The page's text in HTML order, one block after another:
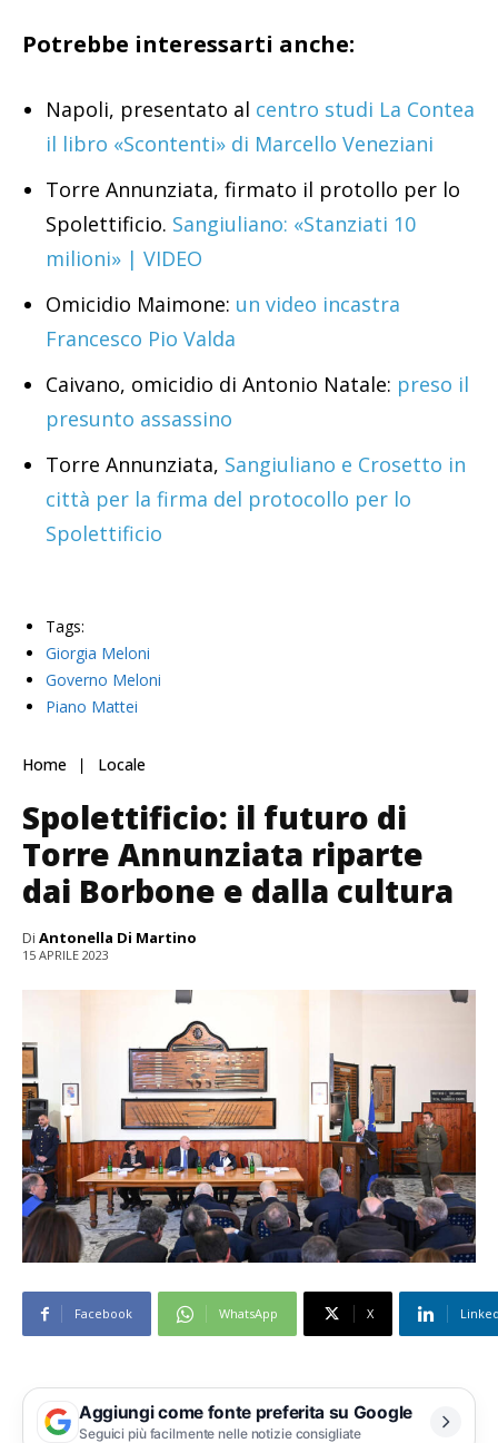
Potrebbe interessarti anche:
Napoli, presentato al centro studi La Contea
il libro «Scontenti» di Marcello Veneziani
Torre Annunziata, firmato il protollo per lo
Spolettificio. Sangiuliano: «Stanziati 10
milioni» | VIDEO
Omicidio Maimone: un video incastra
Francesco Pio Valda
Caivano, omicidio di Antonio Natale: preso il
presunto assassino
Torre Annunziata, Sangiuliano e Crosetto in
città per la firma del protocollo per lo
Spolettificio
Tags:
Giorgia Meloni
Governo Meloni
Piano Mattei
Home Locale
Spolettificio: il futuro di
Torre Annunziata riparte
dai Borbone e dalla cultura
Di Antonella Di Martino
15 APRILE 2023
Facebook WhatsApp X
Aggiungi come fonte preferita su Google
Seguici più facilmente nelle notizie consigliate